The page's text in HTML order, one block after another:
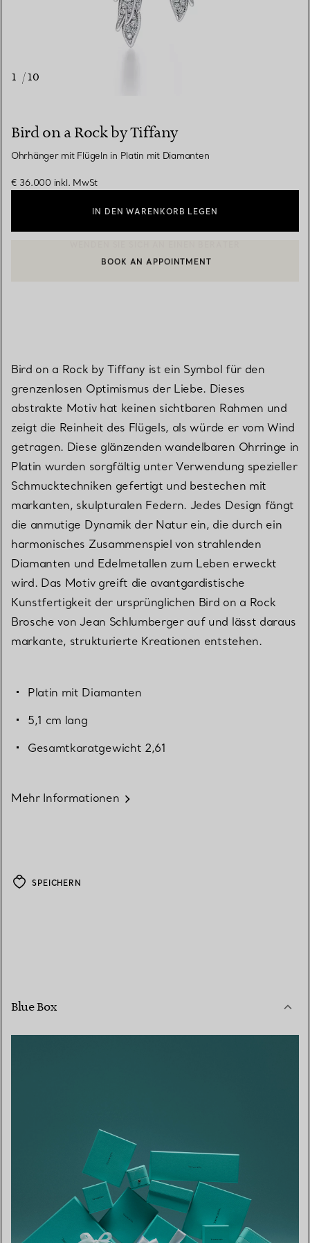
1 /10
Bird on a Rock by Tiffany
Ohrhänger mit Flügeln in Platin mit Diamanten
€ 36.000 inkl. MwSt
IN DEN WARENKORB LEGEN
EINEN KUNDENBERATER KONTAKTIEREN ODER EINEN
BOOK AN APPOINTMENT
Bird on a Rock by Tiffany ist ein Symbol für den
grenzenlosen Optimismus der Liebe. Dieses
abstrakte Motiv hat keinen sichtbaren Rahmen und
zeigt die Reinheit des Flügels, als würde er vom Wind
getragen. Diese glänzenden wandelbaren Ohrringe in
Platin wurden sorgfältig unter Verwendung spezieller
Schmucktechniken gefertigt und bestechen mit
markanten, skulpturalen Federn. Jedes Design fängt
die anmutige Dynamik der Natur ein, die durch ein
harmonisches Zusammenspiel von strahlenden
Diamanten und Edelmetallen zum Leben erweckt
wird. Das Motiv greift die avantgardistische
Kunstfertigkeit der ursprünglichen Bird on a Rock
Brosche von Jean Schlumberger auf und lässt daraus
markante, strukturierte Kreationen entstehen.
Platin mit Diamanten
5,1 cm lang
Gesamtkaratgewicht 2,61
Mehr Informationen
SPEICHERN
Blue Box